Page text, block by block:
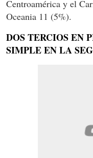
Centroamérica y el
Oceania 11 (5%).
DOS TERCIOS EN
SIMPLE EN LA